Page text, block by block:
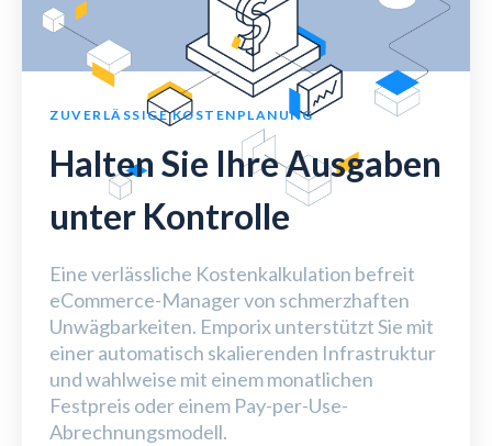
ZUVERLÄSSIGE KOSTENPLANUNG
Halten Sie Ihre Ausgaben
unter Kontrolle
Eine verlässliche Kostenkalkulation befreit
eCommerce-Manager von schmerzhaften
Unwägbarkeiten. Emporix unterstützt Sie mit
einer automatisch skalierenden Infrastruktur
und wahlweise mit einem monatlichen
Festpreis oder einem Pay-per-Use-
Abrechnungsmodell.